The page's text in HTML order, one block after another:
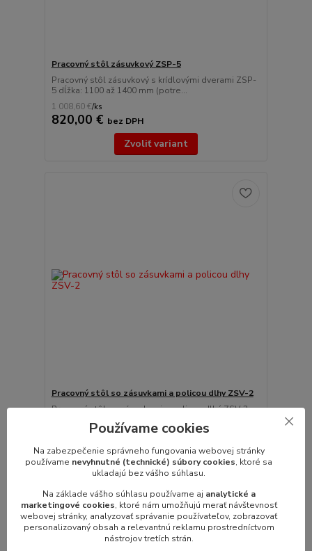
Pracovný stôl zásuvkový ZSP-5
Pracovný stôl zásuvkový s krídlovými dverami ZSP-
5 dĺžka: 1100 až 1400 mm (potre...
1 008,60 €/ks
820,00 € bez DPH
Zvoliť variant
Pracovný stôl so zásuvkami a policou dlhy ZSV-2
Pracovný stôl so zásuvkami a policou dlhý ZSV-2
(PSZSBV-2p) dĺžka: 2000 až 2800 ...
ks
720,00 € bez DPH
Zvoliť variant
Používame cookies
Na zabezpečenie správneho fungovania webovej stránky
používame nevyhnutné (technické) súbory cookies, ktoré sa
ukladajú bez vášho súhlasu.
Na základe vášho súhlasu používame aj analytické a
marketingové cookies, ktoré nám umožňujú merať návštevnosť
webovej stránky, analyzovať správanie používateľov, zobrazovať
personalizovaný obsah a relevantnú reklamu prostredníctvom
nástrojov tretích strán.